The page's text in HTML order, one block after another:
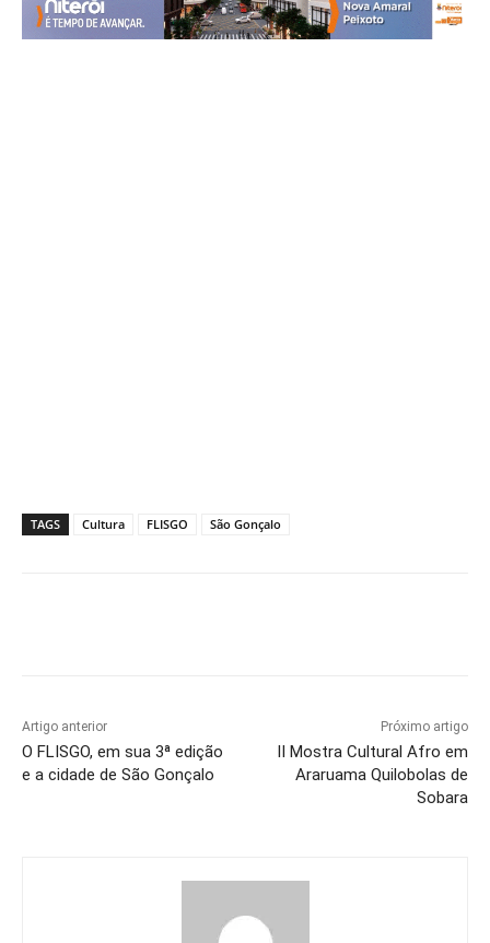
TAGS Cultura FLISGO São Gonçalo
Artigo anterior
O FLISGO, em sua 3ª edição
e a cidade de São Gonçalo
Próximo artigo
II Mostra Cultural Afro em
Araruama Quilobolas de
Sobara